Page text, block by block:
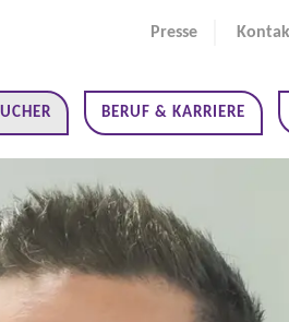
Presse
BERUF & KARRIERE